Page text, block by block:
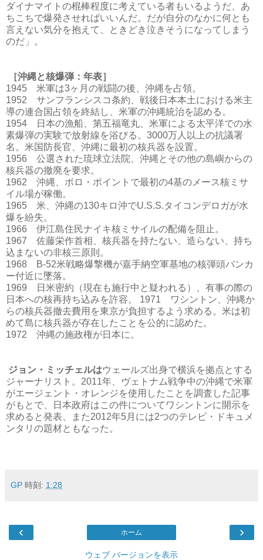
ダイナマイトの棍棒程度に考えている者もいるようだ、あ
ちこちで爆発させればいいんだ。だが自分のなかに何とも
言えない気分を抱えて、ときどき泣きそうになってしまう
のだ」。
［沖縄と核爆弾：年表］
1945 米軍は3ヶ月の戦闘の後、沖縄を占領。
1952 サンフランシスコ条約、戦後日本本土における米主
導の連合国占領を終結し、米軍の沖縄統治を認める。
1954 日本の漁船、第五福竜丸、米軍による太平洋での水
素爆弾の実験で放射線を浴びる。3000万人以上の抗議署
名。米国防長官、沖縄に最初の核兵器を設置。
1956 公選された琉球立法院、沖縄とその他の島嶼からの
核兵器の撤廃を要求。
1962 沖縄、ボロ・ポイントで最初の4基のメース核ミサ
イル場が稼働。
1965 米、沖縄の130キロ沖でU.S.S.タイコンデロガが水
爆を紛失。
1966 伊江島住民ナイキ核ミサイルの配備を阻止。
1967 佐藤栄作首相、核兵器を持たない、造らない、持ち
込まないの非核三原則。
1968 B-52米戦略爆撃機が嘉手納空軍基地の核弾頭バンカ
ー付近に墜落。
1969 日米密約（現在も施行中と疑われる）、有事の際の
日本への核再持ち込みを許容。 1971 ワシントン、沖縄か
らの核兵器撤去費用を東京が負担するよう求める。米は初
めて島に核兵器が存在したことを公的に認めた。
1972 沖縄の施政権が日本に。
ジョン・ミッチェルはウェールズ出身で横浜を拠点とする
ジャーナリスト。2011年、ヴェトナム戦争中の沖縄で米軍
がエージェント・オレンジを使用したことを調査した記事
がもとで、日本政府はこの件についてワシントンに開示を
求めると発表、また2012年5月には2つのテレビ・ドキュメ
ンタリの題材ともなった。
GP 時刻: 1:28
‹ ›
ホーム
ウェブ バージョンを表示